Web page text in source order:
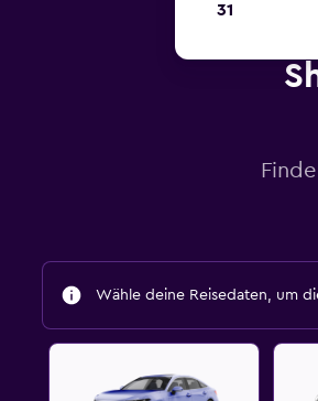
Wähle deine Reisedaten, um
31